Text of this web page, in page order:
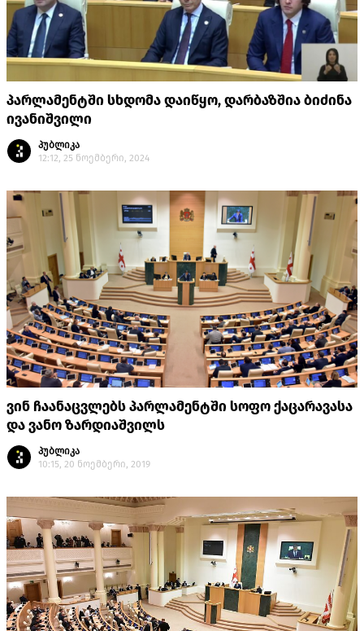
პარლამენტში სხდომა დაიწყო, დარბაზშია ბიძინა
ივანიშვილი
პუბლიკა
12:12, 25 ნოემბერი, 2024
ვინ ჩაანაცვლებს პარლამენტში სოფო ქაცარავასა
და ვანო ზარდიაშვილს
პუბლიკა
10:15, 20 ნოემბერი, 2019